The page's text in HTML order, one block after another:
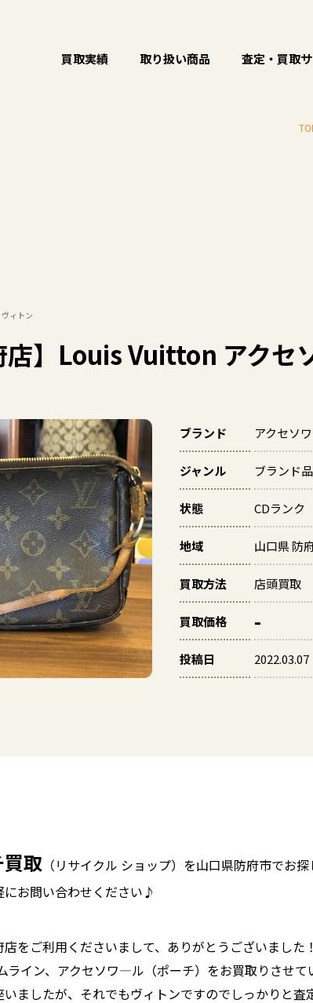
買取実績 取り扱い商品 査定・買取
ィトン
店】Louis Vuitton アク
ブランド アクセソ
ジャンル ブランド
状態 CDランク
地域 山口県 防
買取方法 店頭買取
買取価格 -
投稿日 2022.03.07
取 （リサイクル ショップ）を山口県防府市でお探
お問い合わせください♪
をご利用くださいまして、ありがとうございました！
イン、アクセソワ―ル（ポーチ）をお買取りさせ
ましたが、それでもヴィトンですのでしっかりと